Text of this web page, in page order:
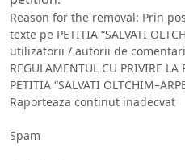
Reason for the removal: Prin
texte pe PETITIA “SALVATI
utilizatorii / autorii de
REGULAMENTUL CU PRIVIRE LA
PETITIA “SALVATI
Raporteaza continut inadecvat
Spam